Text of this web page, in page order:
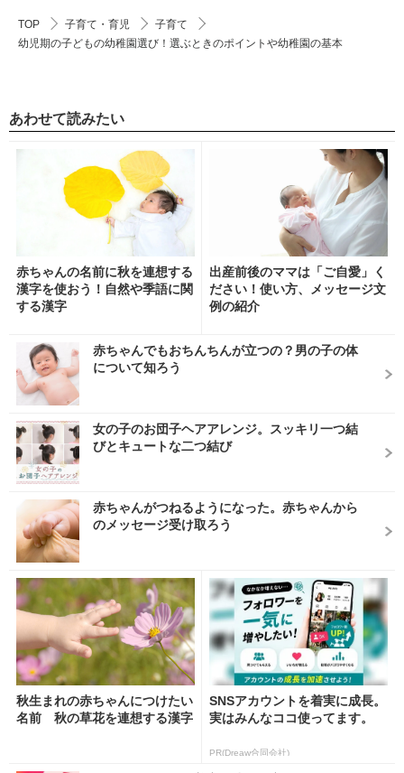
TOP 子育て・育児
子育て
幼児期の子どもの幼稚園選び！選ぶときのポイントや幼稚園の基本
あわせて読みたい
赤ちゃんの名前に秋を連想する
漢字を使おう！自然や季語に関
する漢字
出産前後のママは「ご自愛」く
ださい！使い方、メッセージ文
例の紹介
赤ちゃんでもおちんちんが立つの？男の子の体
について知ろう
女の子のお団子ヘアアレンジ。スッキリ一つ結
びとキュートな二つ結び
赤ちゃんがつねるようになった。赤ちゃんから
のメッセージ受け取ろう
秋生まれの赤ちゃんにつけたい
名前 秋の草花を連想する漢字
SNSアカウントを着実に成長。
実はみんなココ使ってます。
PR(Dreaw合同会社)